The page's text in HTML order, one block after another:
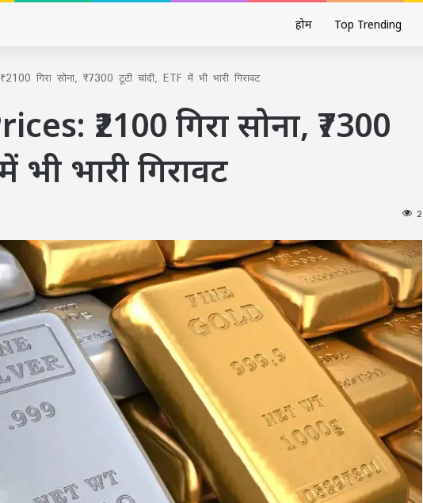
होम Top Trending
गिरा सोना, ₹7300 टूटी चांदी, ETF में भी भारी गिरावट
₹2100 गिरा सोना, ₹7300
भी भारी गिरावट
2